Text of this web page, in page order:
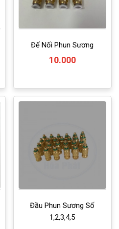
Đế Nối Phun Sương
10.000
Đầu Phun Sương Số
1,2,3,4,5